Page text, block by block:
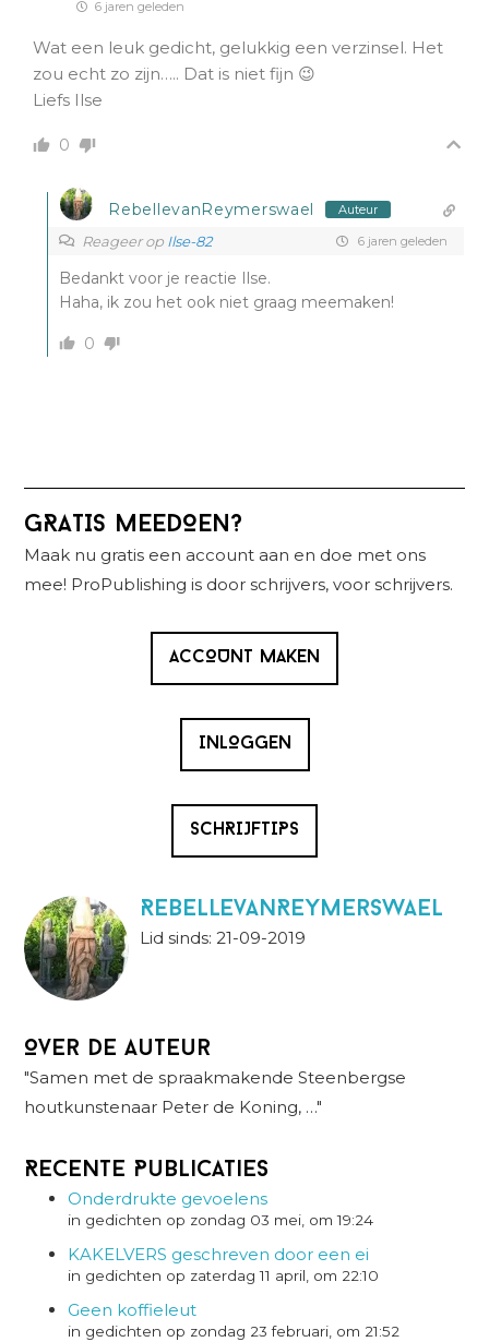
6 jaren geleden
Wat een leuk gedicht, gelukkig een verzinsel. Het
zou echt zo zijn….. Dat is niet fijn 😉
Liefs Ilse
0
RebellevanReymerswael Auteur
Reageer op Ilse-82 6 jaren geleden
Bedankt voor je reactie Ilse.
Haha, ik zou het ook niet graag meemaken!
0
Primaire
Sidebar
GRATIS MEEDOEN?
Maak nu gratis een account aan en doe met ons
mee! ProPublishing is door schrijvers, voor schrijvers.
ACCOUNT MAKEN
INLOGGEN
SCHRIJFTIPS
RebellevanReymerswael
Lid sinds: 21-09-2019
Over de auteur
"Samen met de spraakmakende Steenbergse
houtkunstenaar Peter de Koning, …"
Recente Publicaties
Onderdrukte gevoelens
in gedichten op zondag 03 mei, om 19:24
KAKELVERS geschreven door een ei
in gedichten op zaterdag 11 april, om 22:10
Geen koffieleut
in gedichten op zondag 23 februari, om 21:52